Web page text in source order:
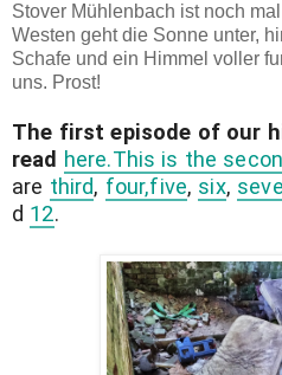
Stover Mühlenbach ist noch
Westen geht die Sonne unter,
Schafe und ein Himmel voller
uns. Prost!
The first episode of our
read here.This is the
are third, four,five, six,
d 12.